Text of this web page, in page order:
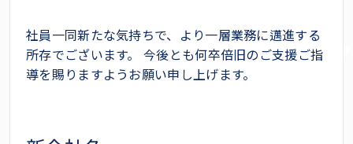
社員一同新たな気持ちで、より一層業務に邁進する
所存でございます。 今後とも何卒倍旧のご支援ご指
導を賜りますようお願い申し上げます。